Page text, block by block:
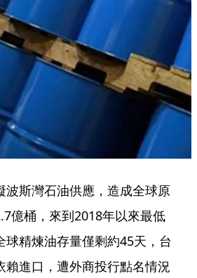
波斯灣石油供應，造成全球原
億桶，來到2018年以來最低
球精煉油存量僅剩約45天，台
賴進口，遭外商投行點名情況